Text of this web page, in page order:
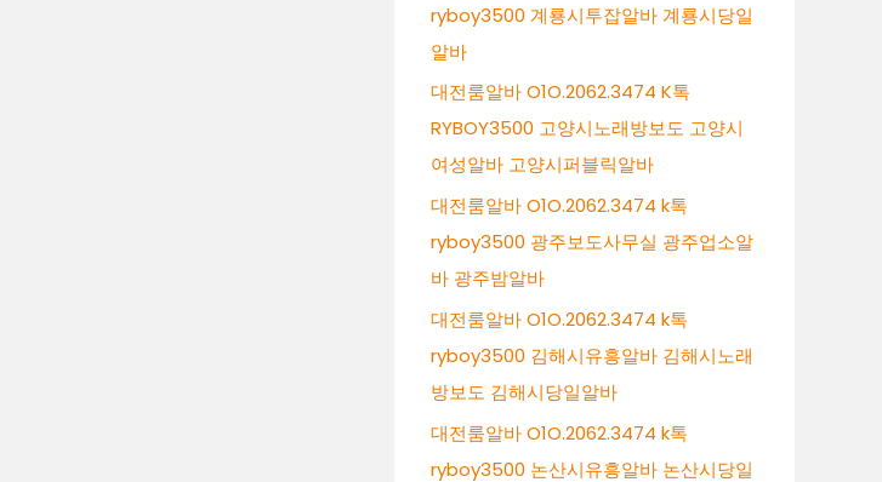
ryboy3500 계룡시투잡알바 계룡시당일
알바
대전룸알바 O1O.2062.3474 K톡
RYBOY3500 고양시노래방보도 고양시
여성알바 고양시퍼블릭알바
대전룸알바 O1O.2062.3474 k톡
ryboy3500 광주보도사무실 광주업소알
바 광주밤알바
대전룸알바 O1O.2062.3474 k톡
ryboy3500 김해시유흥알바 김해시노래
방보도 김해시당일알바
대전룸알바 O1O.2062.3474 k톡
ryboy3500 논산시유흥알바 논산시당일